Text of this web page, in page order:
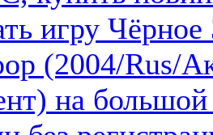
игру
(2004/Rus/
на